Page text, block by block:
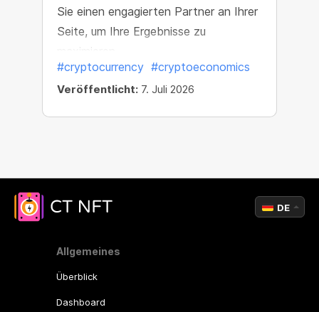
Sie einen engagierten Partner an Ihrer
Seite, um Ihre Ergebnisse zu
maximieren.
#cryptocurrency #cryptoeconomics
Veröffentlicht: 7. Juli 2026
Allgemeines
Überblick
Dashboard
DE